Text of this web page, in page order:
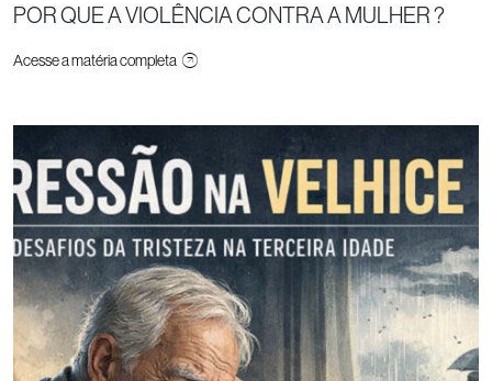
POR QUE A VIOLÊNCIA CONTRA A MULHER ?
Acesse a matéria completa